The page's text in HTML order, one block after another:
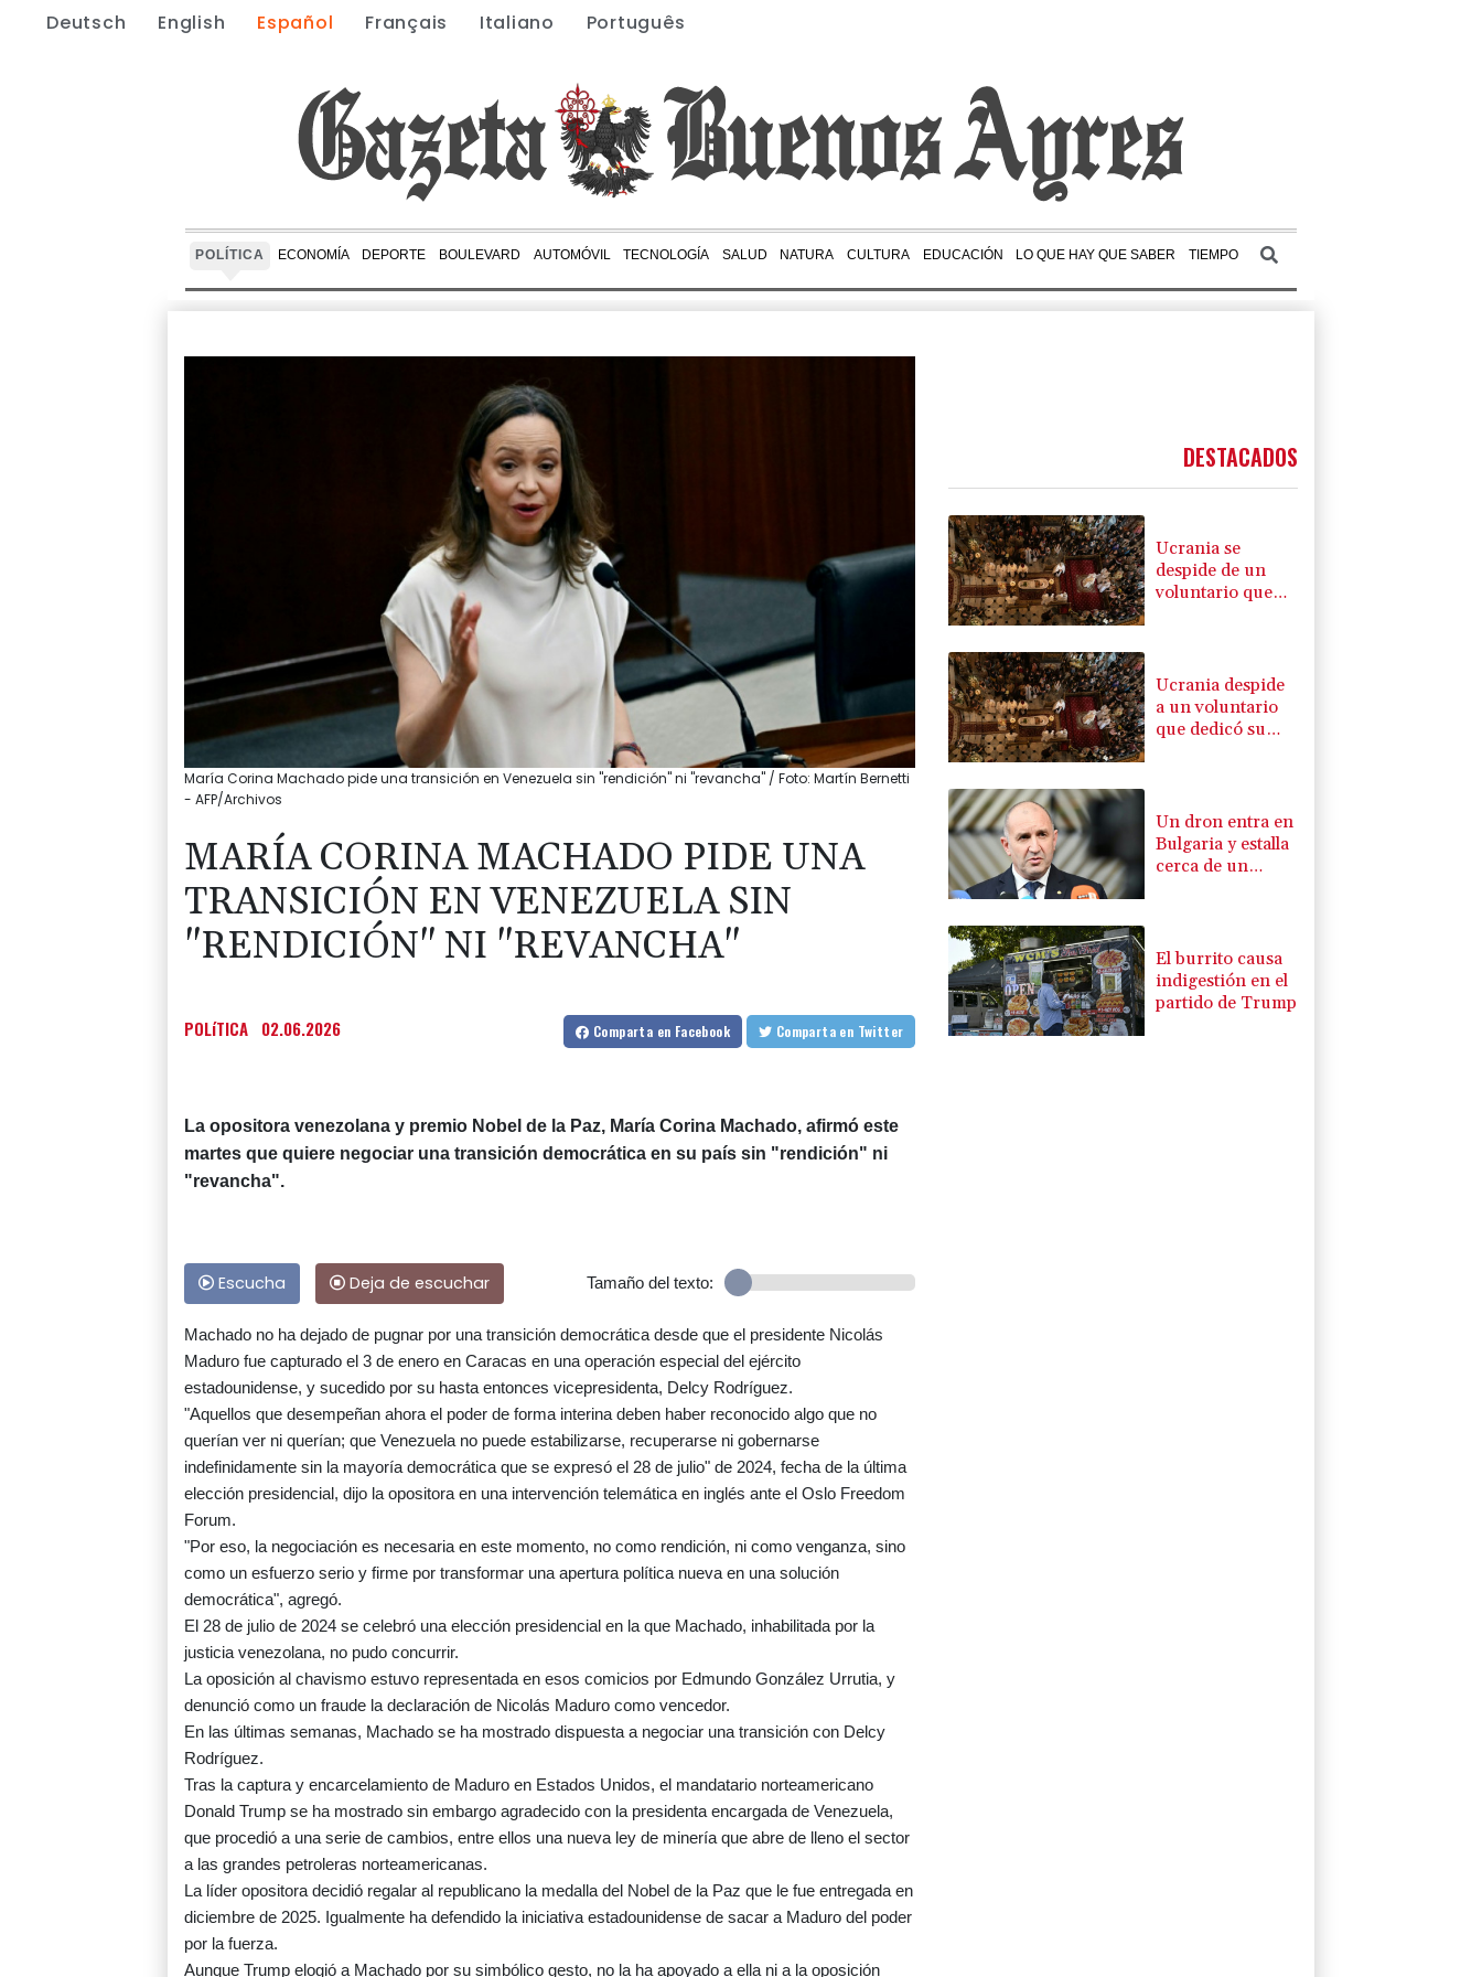
Deutsch English Español Français Italiano Português
POLÍTICA ECONOMÍA DEPORTE BOULEVARD AUTOMÓVIL TECNOLOGÍA SALUD NATURA CULTURA EDUCACIÓN LO QUE HAY QUE SABER TIEMPO
María Corina Machado pide una transición en Venezuela sin "rendición" ni "revancha" / Foto: Martín Bernetti
- AFP/Archivos
MARÍA CORINA MACHADO PIDE UNA
TRANSICIÓN EN VENEZUELA SIN
"RENDICIÓN" NI "REVANCHA"
POLíTICA 02.06.2026 Comparta en Facebook Comparta en Twitter
La opositora venezolana y premio Nobel de la Paz, María Corina Machado, afirmó este
martes que quiere negociar una transición democrática en su país sin "rendición" ni
"revancha".
Escucha Deja de escuchar Tamaño del texto:
Machado no ha dejado de pugnar por una transición democrática desde que el presidente Nicolás
Maduro fue capturado el 3 de enero en Caracas en una operación especial del ejército
estadounidense, y sucedido por su hasta entonces vicepresidenta, Delcy Rodríguez.
"Aquellos que desempeñan ahora el poder de forma interina deben haber reconocido algo que no
querían ver ni querían; que Venezuela no puede estabilizarse, recuperarse ni gobernarse
indefinidamente sin la mayoría democrática que se expresó el 28 de julio" de 2024, fecha de la última
elección presidencial, dijo la opositora en una intervención telemática en inglés ante el Oslo Freedom
Forum.
"Por eso, la negociación es necesaria en este momento, no como rendición, ni como venganza, sino
como un esfuerzo serio y firme por transformar una apertura política nueva en una solución
democrática", agregó.
El 28 de julio de 2024 se celebró una elección presidencial en la que Machado, inhabilitada por la
justicia venezolana, no pudo concurrir.
La oposición al chavismo estuvo representada en esos comicios por Edmundo González Urrutia, y
denunció como un fraude la declaración de Nicolás Maduro como vencedor.
En las últimas semanas, Machado se ha mostrado dispuesta a negociar una transición con Delcy
Rodríguez.
Tras la captura y encarcelamiento de Maduro en Estados Unidos, el mandatario norteamericano
Donald Trump se ha mostrado sin embargo agradecido con la presidenta encargada de Venezuela,
que procedió a una serie de cambios, entre ellos una nueva ley de minería que abre de lleno el sector
a las grandes petroleras norteamericanas.
La líder opositora decidió regalar al republicano la medalla del Nobel de la Paz que le fue entregada en
diciembre de 2025. Igualmente ha defendido la iniciativa estadounidense de sacar a Maduro del poder
por la fuerza.
Aunque Trump elogió a Machado por su simbólico gesto, no la ha apoyado a ella ni a la oposición
DESTACADOS
Ucrania se
despide de un
voluntario que
Ucrania despide
a un voluntario
que dedicó su
Un dron entra en
Bulgaria y estalla
cerca de un
El burrito causa
indigestión en el
partido de Trump